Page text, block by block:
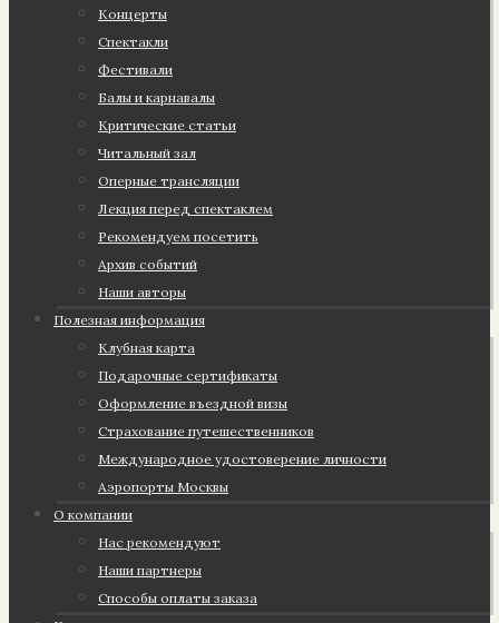
Концерты
Спектакли
Фестивали
Балы и карнавалы
Критические статьи
Читальный зал
Оперные трансляции
Лекция перед спектаклем
Рекомендуем посетить
Архив событий
Наши авторы
Полезная информация
Клубная карта
Подарочные сертификаты
Оформление въездной визы
Страхование путешественников
Международное удостоверение личности
Аэропорты Москвы
О компании
Нас рекомендуют
Наши партнеры
Cпособы оплаты заказа